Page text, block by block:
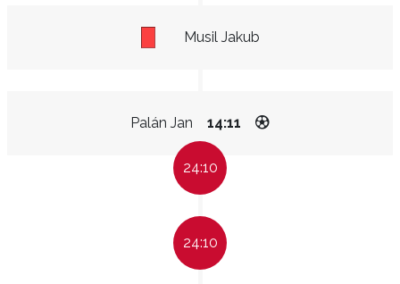
Musil Jakub
Palán Jan 14:11
24:10
24:10